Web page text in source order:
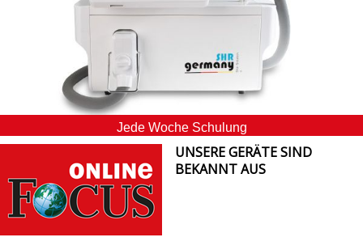
Jede Woche Schulung
UNSERE GERÄTE SIND
BEKANNT AUS